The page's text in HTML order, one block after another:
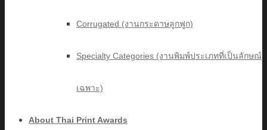
Corrugated (งานกระดาษลูกฟูก)
Specialty Categories (งานพิมพ์ประเภทที่เป็นลักษณ์
เฉพาะ)
About Thai Print Awards